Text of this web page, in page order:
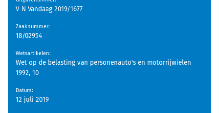
V-N Vandaag 2019/1677
Zaaknummer:
18/02954
Wetsartikelen:
Wet op de belasting van personenauto's en motorrijwielen
1992, 10
Datum:
12 juli 2019